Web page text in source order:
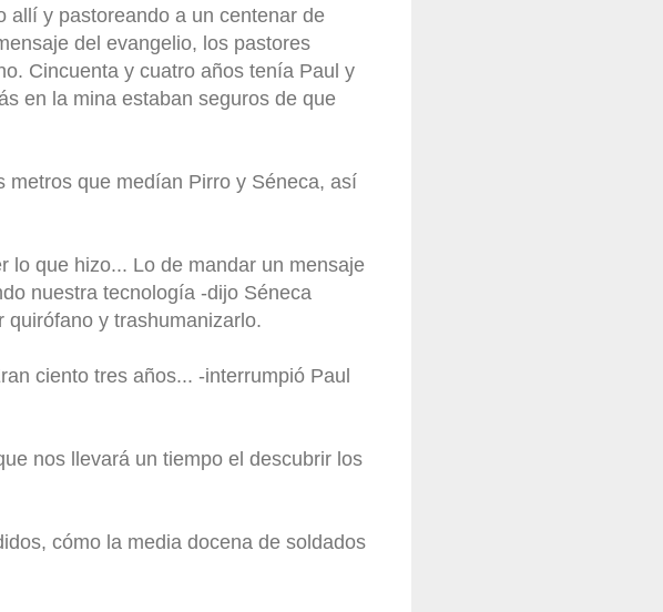
allí y pastoreando a un centenar de
del evangelio, los pastores
Cincuenta y cuatro años tenía Paul y
en la mina estaban seguros de que
metros que medían Pirro y Séneca, así
lo que hizo... Lo de mandar un mensaje
nuestra tecnología -dijo Séneca
y trashumanizarlo.
ciento tres años... -interrumpió Paul
nos llevará un tiempo el descubrir los
cómo la media docena de soldados